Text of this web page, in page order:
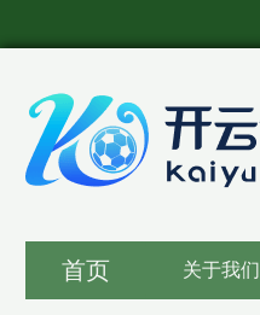
首页 关于我们